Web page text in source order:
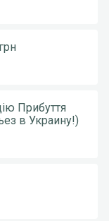
Прибуття
в Украину!)